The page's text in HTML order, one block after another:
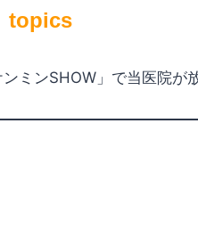
topics
ミンSHOW」で当医院が